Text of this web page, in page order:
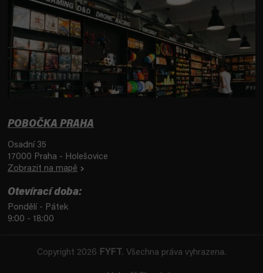
POBOČKA PRAHA
Osadní 35
17000 Praha - Holešovice
Zobrazit na mapě
Otevírací doba:
Pondělí - Pátek
9:00 - 18:00
Copyright 2026 FYFT . Všechna práva vyhrazena.